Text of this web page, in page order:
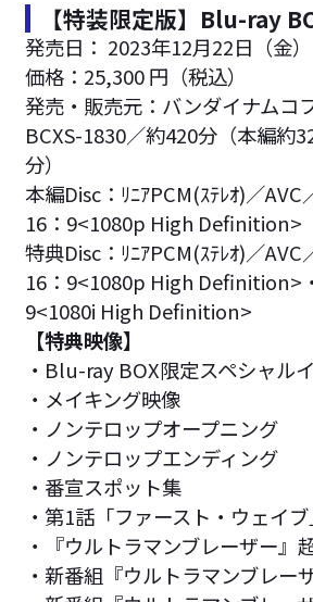
【特装限定版】Blu-ray
発売日： 2023年12月22日（金）
価格：25,300 円（税込）
発売・販売元：バンダイナムコ
BCXS-1830／約420分（本編約
分）
本編Disc：ﾘﾆｱPCM(ｽﾃﾚｵ)／
16：9<1080p High Definition>
特典Disc：ﾘﾆｱPCM(ｽﾃﾚｵ)／
16：9<1080p High Definition>
9<1080i High Definition>
【特典映像】
・Blu-ray BOX限定スペシャル
・メイキング映像
・ノンテロップオープニング
・ノンテロップエンディング
・番宣スポット集
・第1話「ファースト・ウェイ
・『ウルトラマンブレーザー』
・新番組『ウルトラマンブレー